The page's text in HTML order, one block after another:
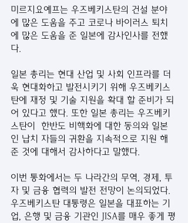
미르지요예프는 우즈베키스탄의 건설 분야
에 많은 도움을 주고 코로나 바이러스 퇴치
에 많은 도움을 준 일본에 감사인사를 전했
다.
일본 총리는 현대 산업 및 사회 인프라를 더
욱 현대화하고 발전시키기 위해 우즈베키스
탄에 재정 및 기술 지원을 확대 할 준비가 되
어 있다고 했다. 또한 일본 총리는 우즈베키
스탄이  한반도 비핵화에 대한 동의와 일본
인 납치 자들의 귀환을 지속적으로 지원 해
준 것에 대해서 감사하다고 말했다.
이번 통화에서는 두 나라간의 무역, 경제, 투
자 및 금융 협력의 발전 전망이 논의되었다.
우즈베키스탄 대통령은 일본을 대표하는 기
업, 은행 및 금융 기관인 JISA를 매우 좋게 평